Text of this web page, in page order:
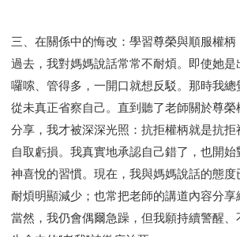
研習會02 - 得勝教會的啟示
研習會02 - 教
研習會03 - 醫治釋放特會
研習會03 - 成為
三、在關係中的悔改：學習尊榮與順服權柄
過去，我對媽媽說話常常不耐煩。即使她
囉嗦、管得多，一開口就想反駁。那時我總
從未真正省察自己。直到聽了老師關於尊榮
分享，我才被深深光照：抗拒權柄就是抗
自取虧損。我真實地承認自己錯了，也開
神喜悅的習慣。現在，我與媽媽說話的態
耐煩明顯減少；也常把老師的講道內容分享
當然，我仍會偶爾急躁，但我願持續警醒